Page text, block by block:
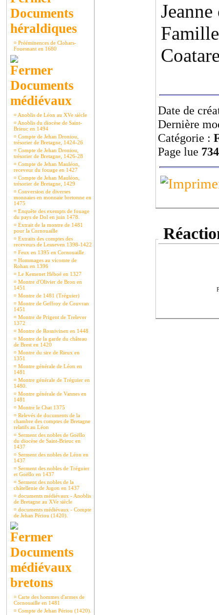
Documents
héraldiques
¤ Prééminences de Clohars-
Fouesnant en 1680
Documents
médiévaux
¤ Anoblis de Léon au XVe siècle
¤ Anoblis du diocèse de Saint-
Brieuc en 1494
¤ Compte de Jehan Droniou,
trésorier de Bretagne, 1424-26
¤ Compte de Jehan Droniou,
trésorier de Bretagne, 1426-28
¤ Compte de Jehan Mauléon,
receveur du fouage en 1427
¤ Compte de Jehan Mauléon,
trésorier de Bretagne, 1429
¤ Conversion de diverses
monnaies en monnaie bretonne en
1475
¤ Enquête des exempts de fouage
du pays de Dol en juin 1478.
¤ Extrait de la montre de 1481
pour la Cornouaille
¤ Extraits des comptes des
receveurs de Lesneven 1398-1422
¤ Feux en 1395 en Cornouaille
¤ Hommages au vicomte de
Rohan en 1396
¤ Le Kemenet Héboé en 1327
¤ Montre d'Olivier de Bron en
1451
¤ Montre de 1481 (Tréguier)
¤ Montre de Geffroy de Couvran
1451
¤ Montre de Prigent de Trelever
1372
¤ Montre de Rosnivinen en 1448
¤ Montre de la garde du château
de Brest en 1420
¤ Montre du sire de Rieux en
1351
¤ Montre générale de Léon en
1481
¤ Montre générale de Tréguier en
1480.
¤ Montre générale de Vannes en
1481
¤ Montre le Chat 1375
¤ Relevés de documents de la
chambre des comptes de Bretagne
relatifs au Léon
¤ Serment des nobles de Goëllo
du diocèse de Saint-Brieuc en
1437
¤ Serment des nobles de Léon en
1437
¤ Serment des nobles de Tréguier
et Goëllo en 1437
¤ Serment des nobles de la
châtellenie de Jugon en 1437
¤ documents médiévaux - Anoblis
de Bretagne au XVe siècle
¤ documents médiévaux - Compte
de Jehan Périou (1420).
Documents
médiévaux
bretons
¤ Carte des hommes d'armes de
Cornouaille en 1481
¤ Compte de Jehan Périou (1420).
Date de
Dernière
Catégorie :
Page lue